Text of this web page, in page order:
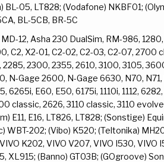
05, LT828; (Vodafone) NKBF01;
BL-5CB, BR-5C
12, Asha 230 DualSim, RM-986, 1280,
C2, X2-01, C2-02, C2-03, C2-07, 2700
2285, 2300, 2355, 2610, 3100, 3105,
N-Gage 2600, N-Gage 6630, N70, N71,
6265i, E60, E50, 6175i, 1110i, 1112,
classic, 2626, 3110 classic, 3110
E11, E16, LT826, LT828; (Sonstige)
WBT-202; (Vibo) K520; (Teltonika)
K202, VIVO V207, VIVO I530,
XL915; (Banno) GT03B; (GOgroove)